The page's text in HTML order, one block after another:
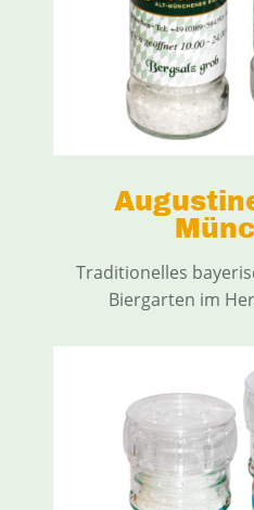
Traditionelles
Biergarten im